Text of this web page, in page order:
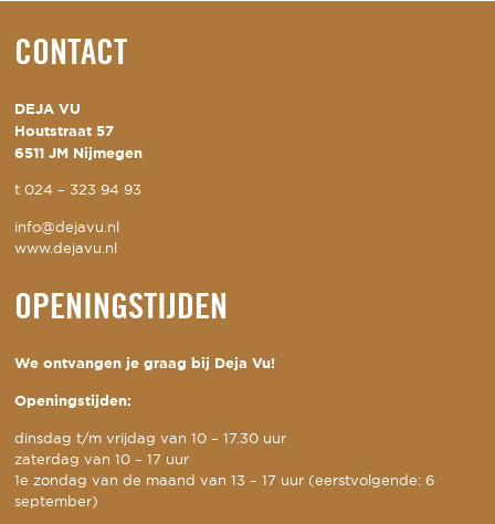
CONTACT
DEJA VU
Houtstraat 57
6511 JM Nijmegen
t024 – 323 94 93
info@dejavu.nl
www.dejavu.nl
OPENINGSTIJDEN
We ontvangen je graag bij Deja Vu!
Openingstijden:
dinsdag t/m vrijdag van 10 – 17.30 uur
zaterdag van 10 – 17 uur
1e zondag van de maand van 13 – 17 uur (eerstvolgende: 6
september)